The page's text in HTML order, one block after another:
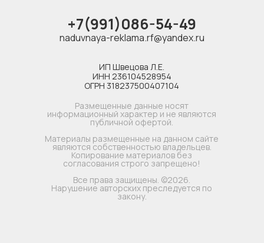
Размещенные данные носят
информационный характер и не являются
публичной офертой.
Материалы размещенные на данном сайте
являются собственностью владельцев.
Копирование материалов без
согласования строго запрещено!
Все права защищены. ©2026.
Нарушение авторских преследуется по
закону.
ИП Швецова Л.Е.
ИНН 236104528954
ОГРН 318237500407104
+7(991)086-54-49
naduvnaya-reklama.rf@yandex.ru